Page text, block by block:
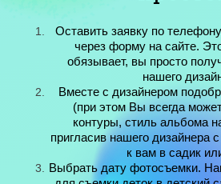
Оставить заявку по
через форму на сайте.
обязывает, вы просто
нашего
Вместе с дизайнером
(при этом Вы всегда
контуры, стиль альбома
пригласив нашего дизайнера
к вам в садик
Выбрать дату фотосъемки.